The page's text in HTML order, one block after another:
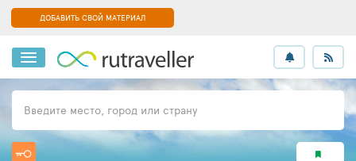
ДОБАВИТЬ СВОЙ МАТЕРИАЛ
Введите место, город или страну